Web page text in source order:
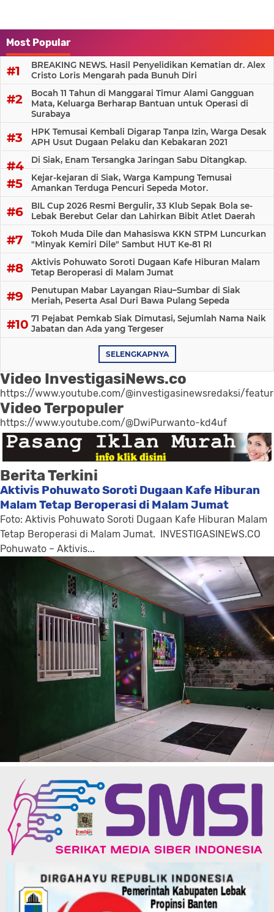
Most Popular
BREAKING NEWS. Hasil Penyelidikan Kematian dr. Alex
Cristo Loris Mengarah pada Bunuh Diri
Bocah 11 Tahun di Manggarai Timur Alami Gangguan
Mata, Keluarga Berharap Bantuan untuk Operasi di
Surabaya
HPK Temusai Kembali Digarap Tanpa Izin, Warga Desak
APH Usut Dugaan Pelaku dan Kebakaran 2021
Di Siak, Enam Tersangka Jaringan Sabu Ditangkap.
Kejar-kejaran di Siak, Warga Kampung Temusai
Amankan Terduga Pencuri Sepeda Motor.
BIL Cup 2026 Resmi Bergulir, 33 Klub Sepak Bola se-
Lebak Berebut Gelar dan Lahirkan Bibit Atlet Daerah
Tokoh Muda Dile dan Mahasiswa KKN STPM Luncurkan
"Minyak Kemiri Dile" Sambut HUT Ke-81 RI
Aktivis Pohuwato Soroti Dugaan Kafe Hiburan Malam
Tetap Beroperasi di Malam Jumat
Penutupan Mabar Layangan Riau–Sumbar di Siak
Meriah, Peserta Asal Duri Bawa Pulang Sepeda
71 Pejabat Pemkab Siak Dimutasi, Sejumlah Nama Naik
Jabatan dan Ada yang Tergeser
SELENGKAPNYA
Video InvestigasiNews.co
https://www.youtube.com/@investigasinewsredaksi/
Video Terpopuler
https://www.youtube.com/@DwiPurwanto-kd4uf
Berita Terkini
Aktivis Pohuwato Soroti Dugaan Kafe Hiburan
Malam Tetap Beroperasi di Malam Jumat
Foto: Aktivis Pohuwato Soroti Dugaan Kafe Hiburan Malam
Tetap Beroperasi di Malam Jumat. INVESTIGASINEWS.CO
Pohuwato – Aktivis...